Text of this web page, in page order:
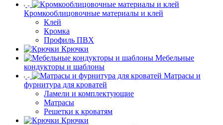
Кромкооблицовочные материалы и клей
Клей
Кромка
Профиль ПВХ
Крючки
Мебельные
кондукторы и шаблоны
Матрасы и
фурнитура для кроватей
Ламели и комплектующие
Матрасы
Решетки к кроватям
Крючки